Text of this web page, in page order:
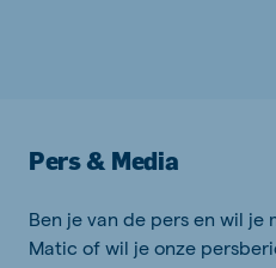
Pers & Media
Ben je van de pers en wil
Matic of wil je onze